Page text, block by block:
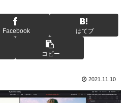
Facebook はてブ
コピー
2021.11.10